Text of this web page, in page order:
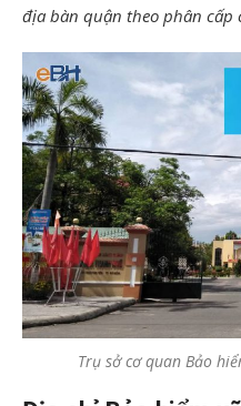
địa bàn quận theo phân cấp
Trụ sở cơ quan Bảo